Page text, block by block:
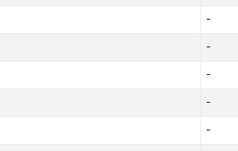
-
-
-
-
-